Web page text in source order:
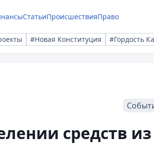
СтатьиПроисшествияПраво
#Новая Конституция #Гордость
средств из